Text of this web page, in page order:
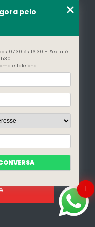
(11) 3296-7700
1
pelo
07:30 às 16:30 - Sex. até
e telefone